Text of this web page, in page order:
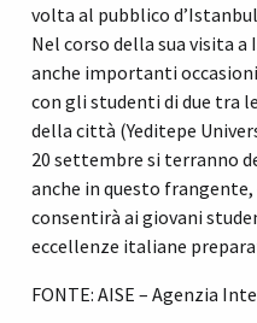
volta al pubblico
Nel corso della sua visita
anche importanti
con gli studenti di due tra
della città (Yeditepe
20 settembre si terranno
anche in questo
consentirà ai giovani
eccellenze italiane
FONTE: AISE – Agenzia